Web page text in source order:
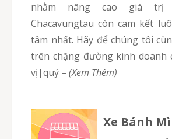
nhằm nâng cao giá trị
Chacavungtau còn cam kết
tâm nhất. Hãy để chúng tôi
trên chặng đường kinh doanh
vị|quý – (Xem Thêm)
Xe Bánh Mì